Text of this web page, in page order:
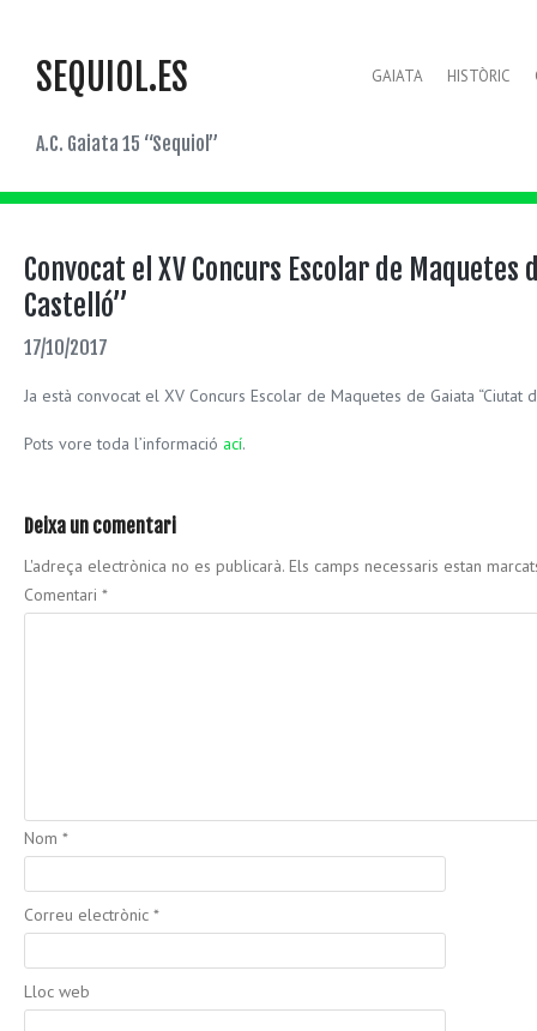
SEQUIOL.ES
A.C. Gaiata 15 “Sequiol”
GAIATA HISTÒRIC
Convocat el XV Concurs Escolar de Maquetes
Castelló”
17/10/2017
Ja està convocat el XV Concurs Escolar de Maquetes de Gaiata “Ciutat
Pots vore toda l’informació ací.
Deixa un comentari
L'adreça electrònica no es publicarà. Els camps necessaris estan
Comentari *
Nom *
Correu electrònic *
Lloc web